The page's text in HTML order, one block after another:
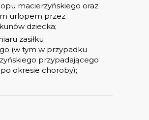
macierzyńskiego oraz
urlopem przez
dziecka;
zasiłku
(w tym w przypadku
przypadającego
okresie choroby);